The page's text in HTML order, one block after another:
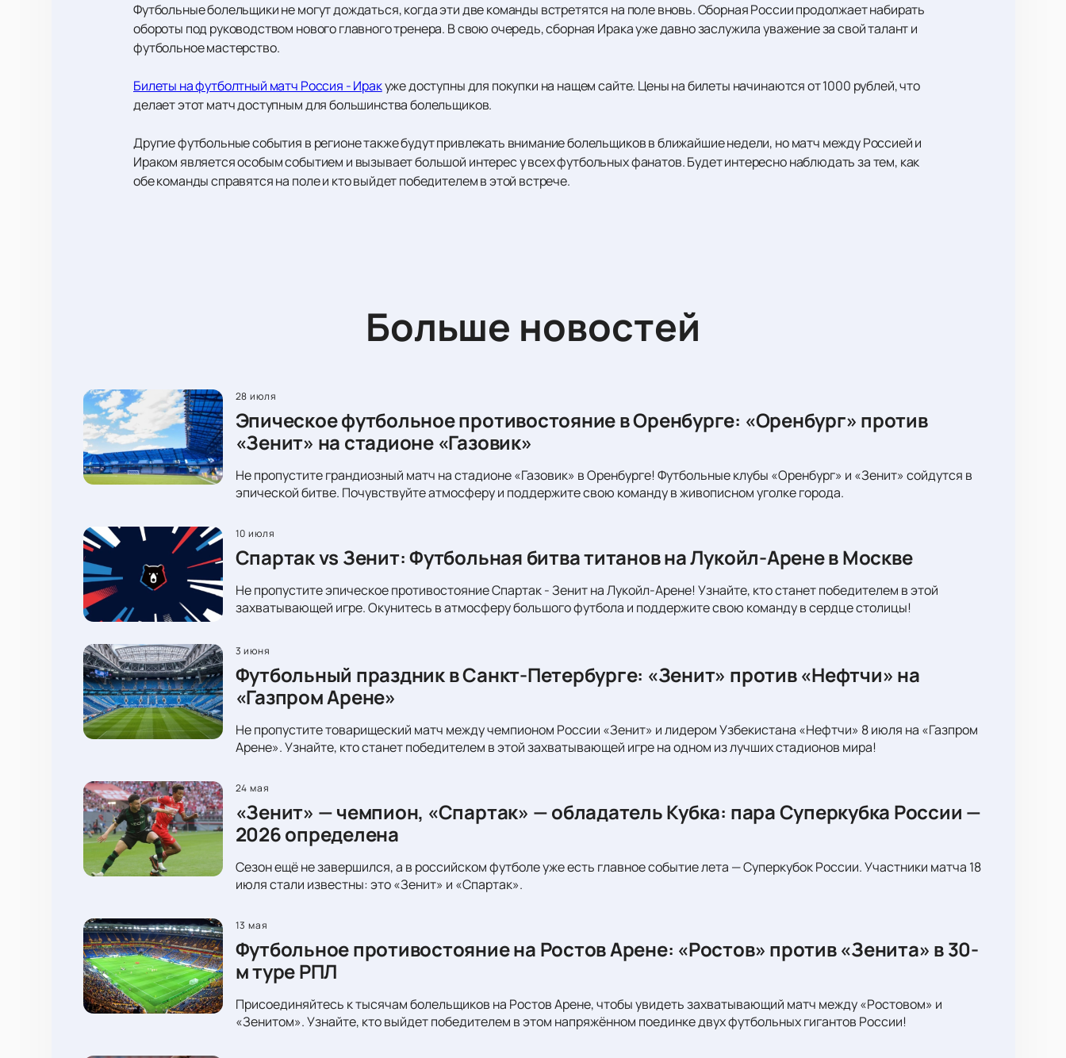
Футбольные болельщики не могут дождаться, когда эти две команды встретятся на поле вновь. Сборная России продолжает набирать
обороты под руководством нового главного тренера. В свою очередь, сборная Ирака уже давно заслужила уважение за свой талант и
футбольное мастерство.
Билеты на футболтный матч Россия - Иракуже доступны для покупки на нащем сайте. Цены на билеты начинаются от 1000 рублей, что
делает этот матч доступным для большинства болельщиков.
Другие футбольные события в регионе также будут привлекать внимание болельщиков в ближайшие недели, но матч между Россией и
Ираком является особым событием и вызывает большой интерес у всех футбольных фанатов. Будет интересно наблюдать за тем, как
обе команды справятся на поле и кто выйдет победителем в этой встрече.
Больше новостей
28 июля
Эпическое футбольное противостояние в Оренбурге: «Оренбург» против
«Зенит» на стадионе «Газовик»
Не пропустите грандиозный матч на стадионе «Газовик» в Оренбурге! Футбольные клубы «Оренбург» и «Зенит» сойдутся в
эпической битве. Почувствуйте атмосферу и поддержите свою команду в живописном уголке города.
10 июля
Спартак vs Зенит: Футбольная битва титанов на Лукойл-Арене в Москве
Не пропустите эпическое противостояние Спартак - Зенит на Лукойл-Арене! Узнайте, кто станет победителем в этой
захватывающей игре. Окунитесь в атмосферу большого футбола и поддержите свою команду в сердце столицы!
3 июня
Футбольный праздник в Санкт-Петербурге: «Зенит» против «Нефтчи» на
«Газпром Арене»
Не пропустите товарищеский матч между чемпионом России «Зенит» и лидером Узбекистана «Нефтчи» 8 июля на «Газпром
Арене». Узнайте, кто станет победителем в этой захватывающей игре на одном из лучших стадионов мира!
24 мая
«Зенит» — чемпион, «Спартак» — обладатель Кубка: пара Суперкубка России —
2026 определена
Сезон ещё не завершился, а в российском футболе уже есть главное событие лета — Суперкубок России. Участники матча 18
июля стали известны: это «Зенит» и «Спартак».
13 мая
Футбольное противостояние на Ростов Арене: «Ростов» против «Зенита» в 30-
м туре РПЛ
Присоединяйтесь к тысячам болельщиков на Ростов Арене, чтобы увидеть захватывающий матч между «Ростовом» и
«Зенитом». Узнайте, кто выйдет победителем в этом напряжённом поединке двух футбольных гигантов России!